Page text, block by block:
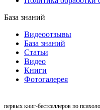
База знаний
Видеоотзывы
База знаний
Статьи
Видео
Книги
Фотогалерея
первых книг-бестселлеров по